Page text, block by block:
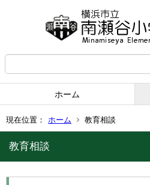
ホーム
現在位置： ホーム 教育相談
教育相談